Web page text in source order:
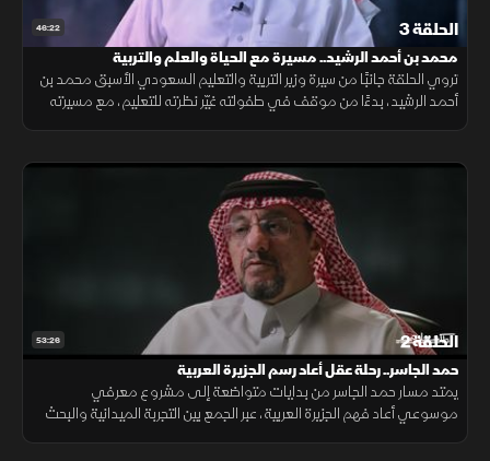
46:22 الحلقة 3
محمد بن أحمد الرشيد.. مسيرة مع الحياة والعلم والتربية
تروي الحلقة جانبًا من سيرة وزير التربية والتعليم السعودي الأسبق محمد بن
أحمد الرشيد، بدءًا من موقف في طفولته غيّر نظرته للتعليم، مع مسيرته
53:26 الحلقة 2
حمد الجاسر.. رحلة عقل أعاد رسم الجزيرة العربية
يمتد مسار حمد الجاسر من بدايات متواضعة إلى مشروع معرفي
موسوعي أعاد فهم الجزيرة العربية، عبر الجمع بين التجربة الميدانية والبحث